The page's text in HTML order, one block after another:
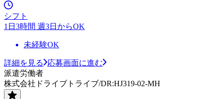
シフト
1日3時間 週3日からOK
未経験OK
詳細を見る
応募画面に進む
派遣労働者
株式会社ドライブトライブ/DR:HJ319-02-MH